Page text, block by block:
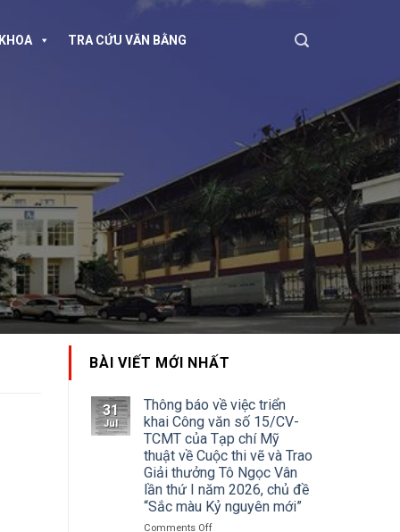
KHOA TRA CỨU VĂN BẰNG
BÀI VIẾT MỚI NHẤT
31
Jul
Thông báo về việc triển
khai Công văn số 15/CV-
TCMT của Tạp chí Mỹ
thuật về Cuộc thi vẽ và Trao
Giải thưởng Tô Ngọc Vân
lần thứ I năm 2026, chủ đề
“Sắc màu Kỷ nguyên mới”
Comments Offon